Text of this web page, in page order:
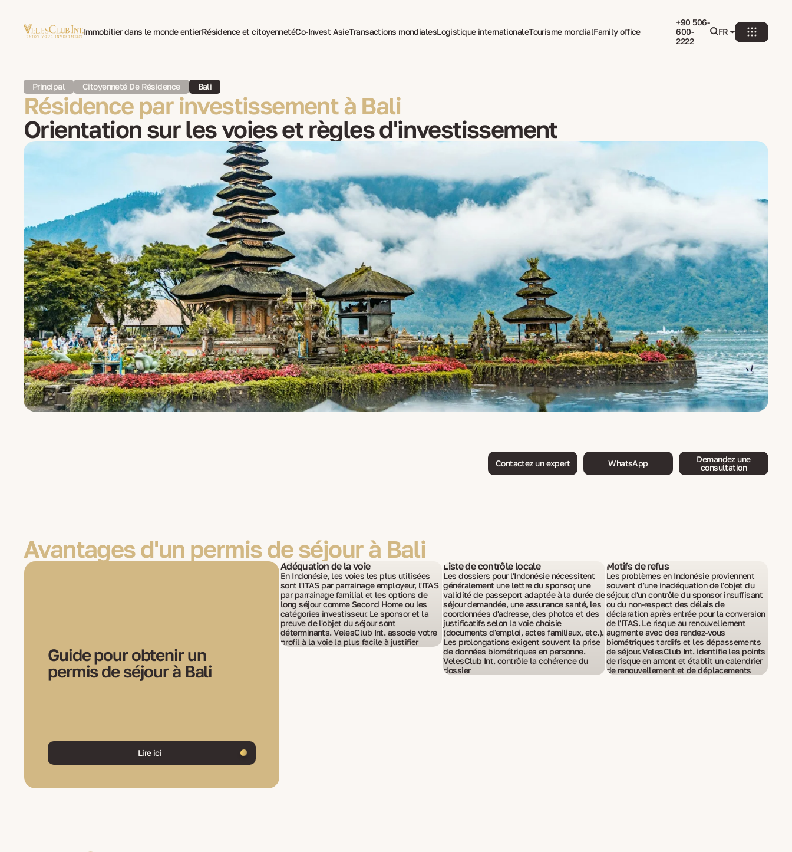
Immobilier dans le monde entierRésidence et citoyennetéCo-Invest AsieTransactions mondialesLogistique internationaleTourisme mondialFamily office
+90 506-
600-
2222
FR
Principal Citoyenneté De Résidence Bali
Résidence par investissement à Bali
Orientation sur les voies et règles d'investissement
Contactez un expert WhatsApp
Demandez une
consultation
Avantages d'un permis de séjour à Bali
Guide pour obtenir un
permis de séjour à Bali
Lire ici
Adéquation de la voie
En Indonésie, les voies les plus utilisées
sont l'ITAS par parrainage employeur, l'ITAS
par parrainage familial et les options de
long séjour comme Second Home ou les
catégories investisseur. Le sponsor et la
preuve de l'objet du séjour sont
déterminants. VelesClub Int. associe votre
profil à la voie la plus facile à justifier
Liste de contrôle locale
Les dossiers pour l'Indonésie nécessitent
généralement une lettre du sponsor, une
validité de passeport adaptée à la durée de
séjour demandée, une assurance santé, les
coordonnées d'adresse, des photos et des
justificatifs selon la voie choisie
(documents d'emploi, actes familiaux, etc.).
Les prolongations exigent souvent la prise
de données biométriques en personne.
VelesClub Int. contrôle la cohérence du
dossier
Motifs de refus
Les problèmes en Indonésie proviennent
souvent d'une inadéquation de l'objet du
séjour, d'un contrôle du sponsor insuffisant
ou du non-respect des délais de
déclaration après entrée pour la conversion
de l'ITAS. Le risque au renouvellement
augmente avec des rendez-vous
biométriques tardifs et les dépassements
de séjour. VelesClub Int. identifie les points
de risque en amont et établit un calendrier
de renouvellement et de déplacements